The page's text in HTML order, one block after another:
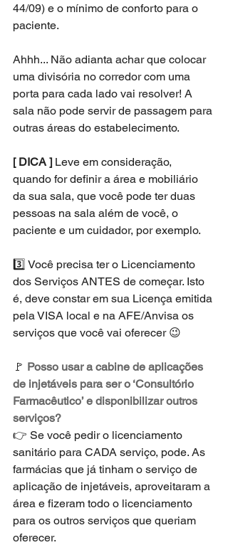
44/09) e o mínimo de conforto para o
paciente.
Ahhh... Não adianta achar que colocar
uma divisória no corredor com uma
porta para cada lado vai resolver! A
sala não pode servir de passagem para
outras áreas do estabelecimento.
[ DICA ] Leve em consideração,
quando for definir a área e mobiliário
da sua sala, que você pode ter duas
pessoas na sala além de você, o
paciente e um cuidador, por exemplo.
3️⃣ Você precisa ter o Licenciamento
dos Serviços ANTES de começar. Isto
é, deve constar em sua Licença emitida
pela VISA local e na AFE/Anvisa os
serviços que você vai oferecer 😉
🚩 Posso usar a cabine de aplicações
de injetáveis para ser o ‘Consultório
Farmacêutico’ e disponibilizar outros
serviços?
👉 Se você pedir o licenciamento
sanitário para CADA serviço, pode. As
farmácias que já tinham o serviço de
aplicação de injetáveis, aproveitaram a
área e fizeram todo o licenciamento
para os outros serviços que queriam
oferecer.